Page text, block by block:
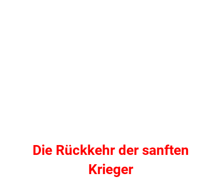
Die Rückkehr der sanften
Krieger